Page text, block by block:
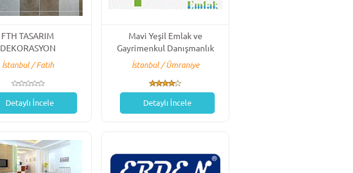
FTH TASARIM
DEKORASYON
İstanbul / Fatih
Detaylı İncele
Mavi Yeşil Emlak ve
Gayrimenkul Danışmanlık
İstanbul / Ümraniye
Detaylı İncele